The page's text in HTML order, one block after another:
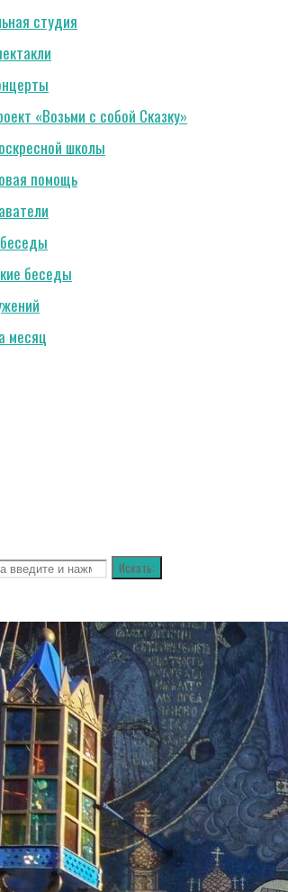
студия
«Возьми с собой Сказку»
школы
помощь
беседы
месяц
Искать:
ФЕОДОРОВСКОГО ГОСУДАРЕВА
И ВНУТРЕННИЙ РАСПОРЯДОК
ДАННЫЕ
ВИД СОБОРА